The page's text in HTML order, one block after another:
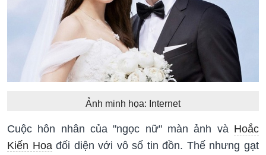
Ảnh minh họa: Internet
Cuộc hôn nhân của "ngọc nữ" màn ảnh và Hoắc
Kiến Hoa đối diện với vô số tin đồn. Thế nhưng gạt